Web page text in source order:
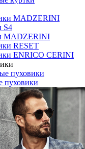
MADZERINI
S4
MADZERINI
RESET
ENRICO CERINI
пуховики
пуховики